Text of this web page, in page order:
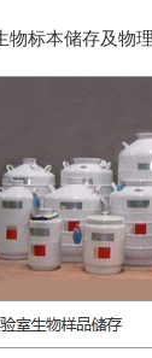
物标本储存及物